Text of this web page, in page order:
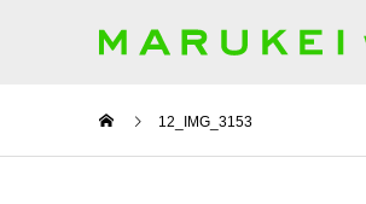
12_IMG_3153